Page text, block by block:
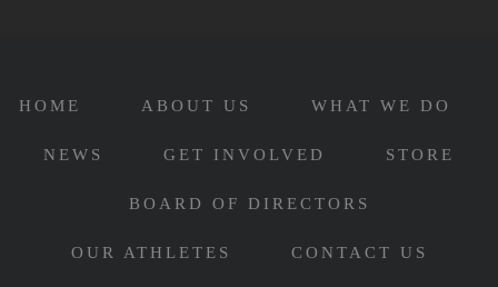
HOME ABOUT US WHAT WE DO
NEWS GET INVOLVED STORE
BOARD OF DIRECTORS
OUR ATHLETES CONTACT US